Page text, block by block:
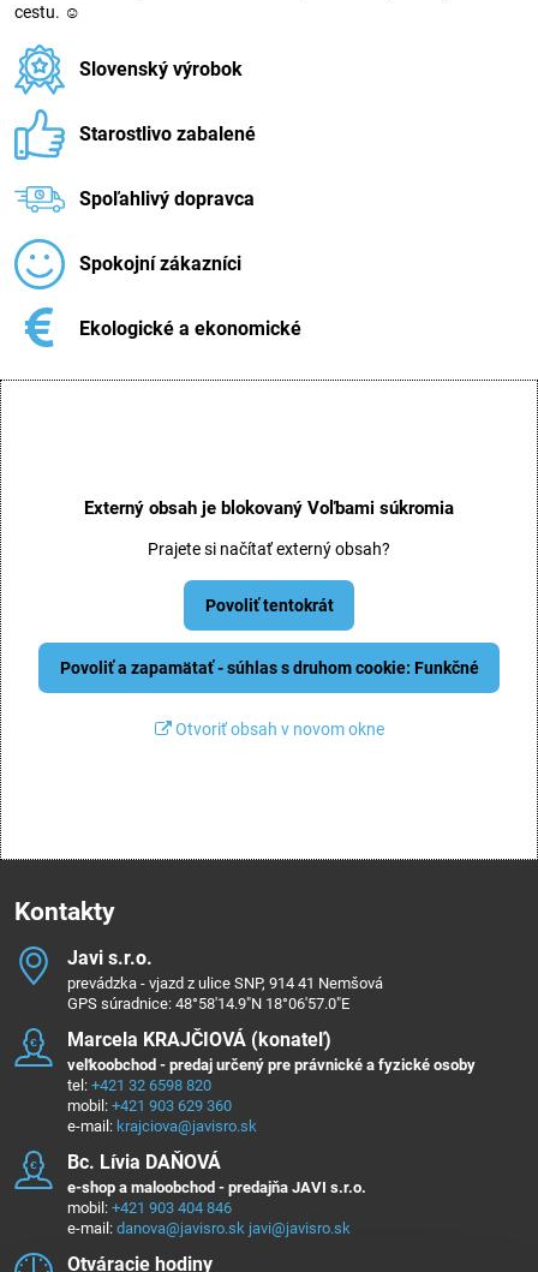
cestu. ☺
Slovenský výrobok
Starostlivo zabalené
Spoľahlivý dopravca
Spokojní zákazníci
Ekologické a ekonomické
Externý obsah je blokovaný Voľbami súkromia
Prajete si načítať externý obsah?
Povoliť tentokrát
Povoliť a zapamätať - súhlas s druhom cookie: Funkčné
Otvoriť obsah v novom okne
Kontakty
Javi s​.r​.o​.
prevádzka - vjazd z ulice SNP, 914 41 Nemšová
GPS súradnice: 48°58'14.9"N 18°06'57.0"E
Marcela KRAJČIOVÁ (konateľ)
veľkoobchod - predaj určený pre právnické a fyzické osoby
tel: +421 32 6598 820
mobil: +421 903 629 360
e-mail: krajciova@javisro.sk
Bc​. Lívia DAŇOVÁ
e-shop a maloobchod - predajňa JAVI s.r.o.
mobil: +421 903 404 846
e-mail: danova@javisro.sk javi@javisro.sk
Otváracie hodiny